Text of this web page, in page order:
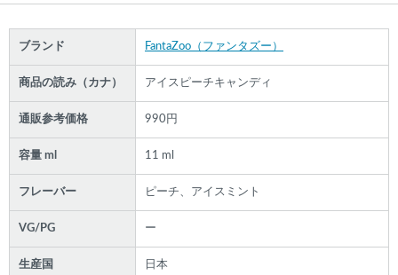
ブランド FantaZoo（ファンタズー）
商品の読み（カナ） アイスピーチキャンディ
通販参考価格 990円
容量 ml 11 ml
フレーバー ピーチ、アイスミント
VG/PG ー
生産国 日本